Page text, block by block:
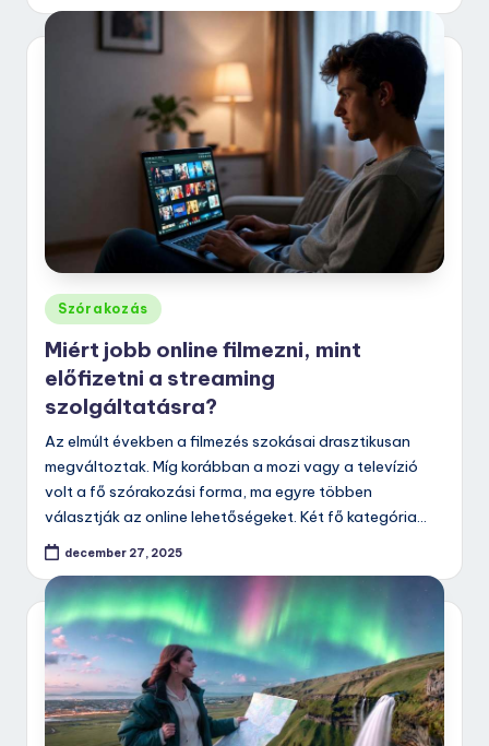
Posted
in
Szórakozás
Miért jobb online filmezni, mint
előfizetni a streaming
szolgáltatásra?
Az elmúlt években a filmezés szokásai drasztikusan
megváltoztak. Míg korábban a mozi vagy a televízió
volt a fő szórakozási forma, ma egyre többen
választják az online lehetőségeket. Két fő kategória…
december 27, 2025